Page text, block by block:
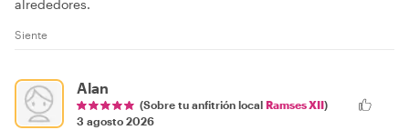
alrededores.
Siente
Alan
(Sobre tu anfitrión local Ramses XII)
3 agosto 2026